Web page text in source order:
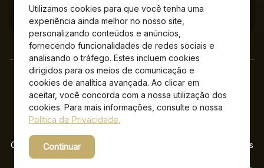
Utilizamos cookies para que você tenha uma
experiência ainda melhor no nosso site,
personalizando conteúdos e anúncios,
fornecendo funcionalidades de redes sociais e
analisando o tráfego. Estes incluem cookies
dirigidos para os meios de comunicação e
cookies de analítica avançada. Ao clicar em
aceitar, você concorda com a nossa utilização dos
cookies. Para mais informações, consulte o nossa
Política de Privacidade.
Continuar
Administração
Copyright © 2026 Jockey Plaza Shopping – Todos os direitos